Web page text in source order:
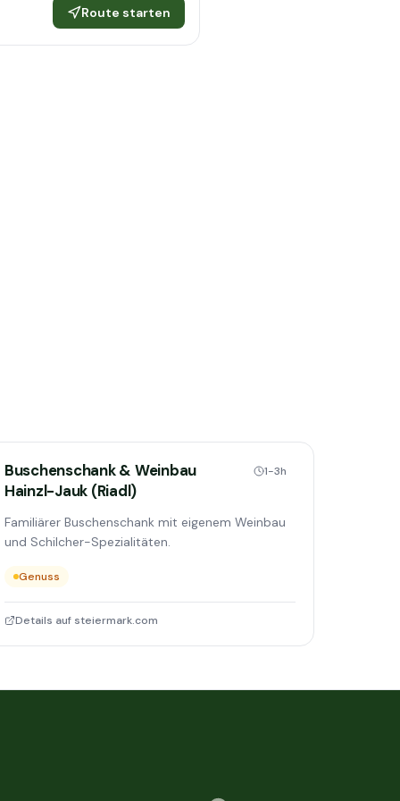
Route starten
Buschenschank & Weinbau
Hainzl-Jauk (Riadl)
1-3h
Familiärer Buschenschank mit eigenem Weinbau
und Schilcher-Spezialitäten.
Genuss
Details auf steiermark.com